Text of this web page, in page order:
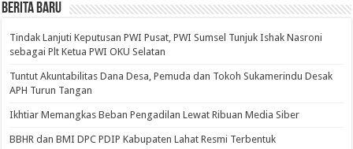
BERITA BARU
Tindak Lanjuti Keputusan PWI Pusat, PWI Sumsel Tunjuk Ishak Nasroni
sebagai Plt Ketua PWI OKU Selatan
Tuntut Akuntabilitas Dana Desa, Pemuda dan Tokoh Sukamerindu Desak
APH Turun Tangan
Ikhtiar Memangkas Beban Pengadilan Lewat Ribuan Media Siber
BBHR dan BMI DPC PDIP Kabupaten Lahat Resmi Terbentuk